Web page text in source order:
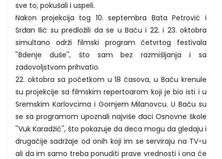
sve to, pokušali i uspeli.
Nakon projekcija tog 10. septembra Bata Petrović i
Srđan Ilić su predložili da se u Baču i 22. i 23. oktobra
simultano održi filmski program četvrtog festivala
''Bdenje duše'', što sam bez razmišljanja i sa
zadovoljstvom prihvatio.
22. oktobra sa početkom u 18 časova, u Baču krenule
su projekcije sa filmskim repertoarom koji je bio isti i u
Sremskim Karlovcima i Gornjem Milanovcu. U Baču su
se sa programom upoznali najviše đaci Osnovne škole
''Vuk Karadžić'', što pokazuje da deca mogu da gledaju i
drugačije sadržaje od onih koji im se serviraju na TV-u
ali da im samo treba ponuditi prave vrednosti i ona će